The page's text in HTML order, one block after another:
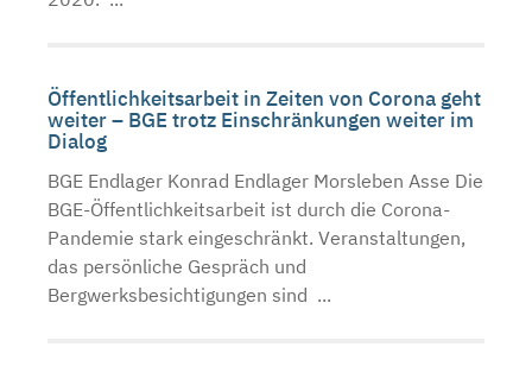
Öffentlichkeitsarbeit in Zeiten von Corona geht
weiter – BGE trotz Einschränkungen weiter im
Dialog
BGE Endlager Konrad Endlager Morsleben Asse Die
BGE-Öffentlichkeitsarbeit ist durch die Corona-
Pandemie stark eingeschränkt. Veranstaltungen,
das persönliche Gespräch und
Bergwerksbesichtigungen sind ...